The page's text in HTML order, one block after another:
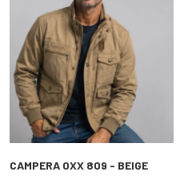
CAMPERA OXX 809 - BEIGE